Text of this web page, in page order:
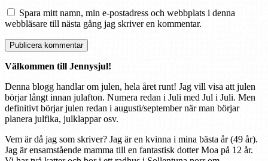
Spara mitt namn, min e-postadress och webbplats i denna
webbläsare till nästa gång jag skriver en kommentar.
Välkommen till Jennysjul!
Denna blogg handlar om julen, hela året runt! Jag vill visa att julen
börjar långt innan julafton. Numera redan i Juli med Jul i Juli. Men
definitivt börjar julen redan i augusti/september när man börjar
planera julfika, julklappar osv.
Vem är då jag som skriver? Jag är en kvinna i mina bästa år (49 år).
Jag är ensamstående mamma till en fantastisk dotter Moa på 12 år.